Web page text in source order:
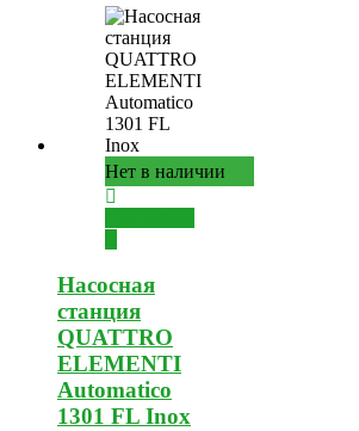
Нет в наличии
Насосная
станция
QUATTRO
ELEMENTI
Automatico
1301 FL Inox